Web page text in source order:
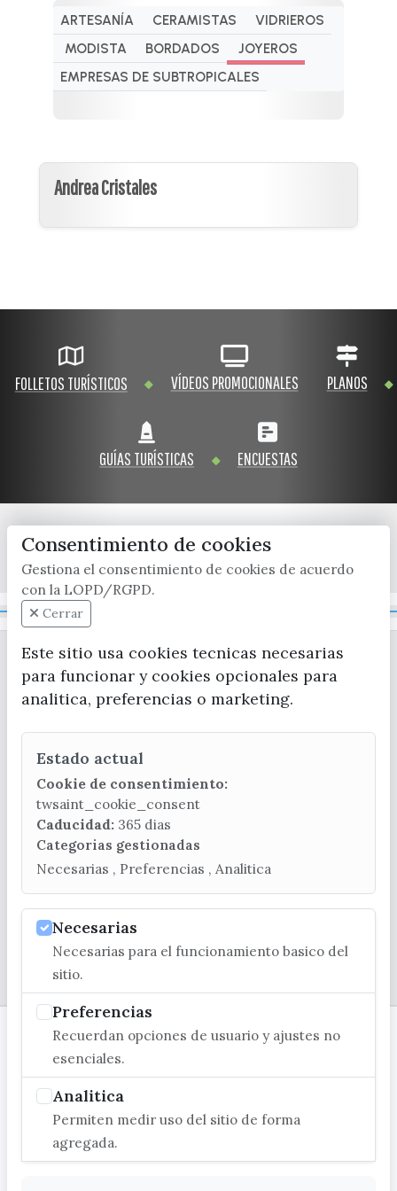
ARTESANÍA CERAMISTAS
VIDRIEROS
MODISTA
BORDADOS
JOYEROS
EMPRESAS DE SUBTROPICALES
Andrea Cristales
FOLLETOS TURÍSTICOS VÍDEOS PROMOCIONALES PLANOS
GUÍAS TURÍSTICAS ENCUESTAS
x / twitter facebook youtube instagram
CONTACTA CON LA OFICINA DE TURISMO
(+34) 952 541 104
turismo@velezmalaga.es
C/ Poniente, 2. CP 29740 - Torre del Mar
Consentimiento de cookies
Gestiona el consentimiento de cookies de acuerdo
con la LOPD/RGPD.
Cerrar
Este sitio usa cookies tecnicas necesarias
para funcionar y cookies opcionales para
analitica, preferencias o marketing.
Estado actual
Cookie de consentimiento:
twsaint_cookie_consent
Caducidad: 365 dias
Categorias gestionadas
Necesarias , Preferencias , Analitica
Necesarias
Necesarias para el funcionamiento basico del
sitio.
Preferencias
Recuerdan opciones de usuario y ajustes no
esenciales.
Analitica
Permiten medir uso del sitio de forma
agregada.